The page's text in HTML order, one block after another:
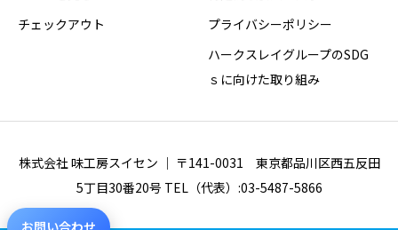
お問い合わせ
チェックアウト
プライバシーポリシー
ハークスレイグループのSDG
ｓに向けた取り組み
株式会社 味工房スイセン ｜ 〒141-0031 東京都品川区西五反田
5丁目30番20号 TEL（代表）:03-5487-5866